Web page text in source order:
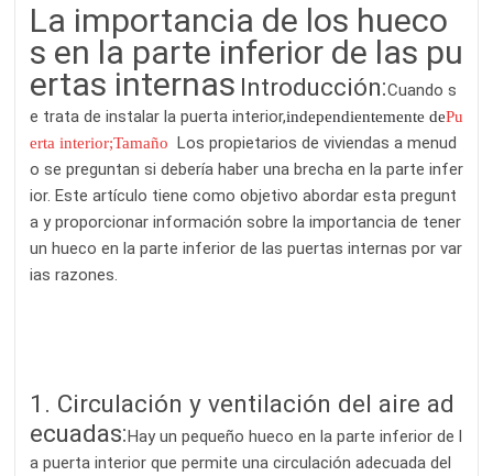
La importancia de los hueco
s en la parte inferior de las pu
ertas internas Introducción:Cuando s
e trata de instalar la puerta interior,independientemente dePu
erta interior;Tamaño
Los propietarios de viviendas a menud
o se preguntan si debería haber una brecha en la parte infer
ior. Este artículo tiene como objetivo abordar esta pregunt
a y proporcionar información sobre la importancia de tener
un hueco en la parte inferior de las puertas internas por var
ias razones.
1. Circulación y ventilación del aire ad
ecuadas: Hay un pequeño hueco en la parte inferior de l
a puerta interior que permite una circulación adecuada del